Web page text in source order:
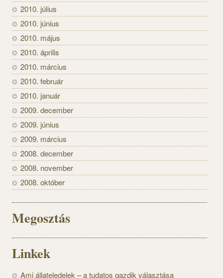
2010. július
2010. június
2010. május
2010. április
2010. március
2010. február
2010. január
2009. december
2009. június
2009. március
2008. december
2008. november
2008. október
Megosztás
Linkek
Ami állateledelek – a tudatos gazdik választása